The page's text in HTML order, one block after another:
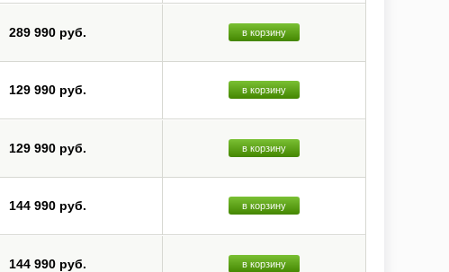
искажением сигнала.
производства, что позволяет разрабатывать
289 990 руб. в корзину
129 990 руб. в корзину
129 990 руб. в корзину
144 990 руб. в корзину
144 990 руб. в корзину